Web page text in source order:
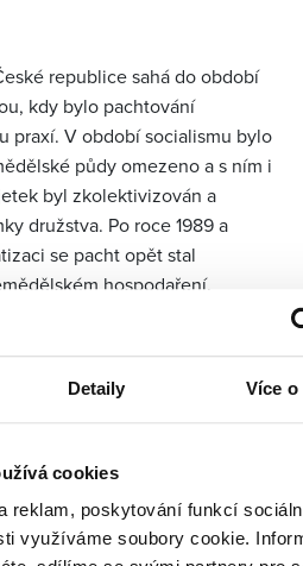
Detaily Více o
cookies
reklam, poskytování funkcí
využíváme soubory cookie.
republice sahá do období
kdy bylo pachtování
praxí. V období socialismu bylo
půdy omezeno a s ním i
byl zkolektivizován a
družstva. Po roce 1989 a
se pacht opět stal
hospodaření.
smluvní vztahy